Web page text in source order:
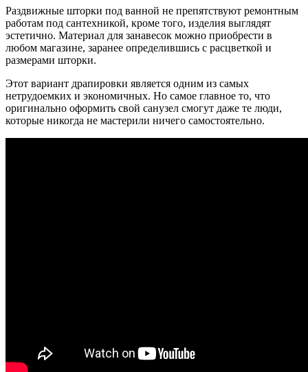
Раздвижные шторки под ванной не препятствуют ремонтным
работам под сантехникой, кроме того, изделия выглядят
эстетично. Материал для занавесок можно приобрести в
любом магазине, заранее определившись с расцветкой и
размерами шторки.
Этот вариант драпировки является одним из самых
нетрудоемких и экономичных. Но самое главное то, что
оригинально оформить свой санузел смогут даже те люди,
которые никогда не мастерили ничего самостоятельно.